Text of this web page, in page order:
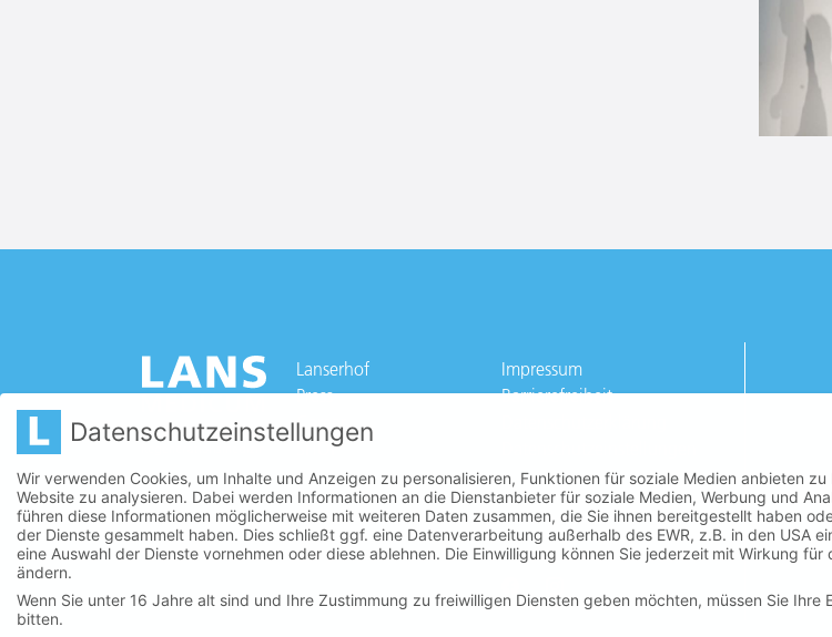
Lanserhof
Press
Career
SHOP
Impressum
Barrierefreiheit
Datenschutzeinstellungen
Wir verwenden Cookies, um Inhalte und Anzeigen zu personalisieren, Funktionen für soziale Medien anbieten
Website zu analysieren. Dabei werden Informationen an die Dienstanbieter für soziale Medien, Werbung und
führen diese Informationen möglicherweise mit weiteren Daten zusammen, die Sie ihnen bereitgestellt haben
der Dienste gesammelt haben. Dies schließt ggf. eine Datenverarbeitung außerhalb des EWR, z.B. in den USA
eine Auswahl der Dienste vornehmen oder diese ablehnen. Die Einwilligung können Sie jederzeit mit Wirkung
ändern.
Wenn Sie unter 16 Jahre alt sind und Ihre Zustimmung zu freiwilligen Diensten geben möchten, müssen Sie Ihre
bitten.